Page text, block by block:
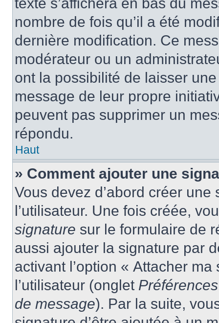
nombre de fois qu’il a été
dernière modification. Ce
modérateur ou un
ont la possibilité de laisser
message de leur propre
peuvent pas supprimer un
répondu.
Haut
» Comment ajouter une
Vous devez d’abord créer
l’utilisateur. Une fois créée,
signature sur le formulaire de
aussi ajouter la signature par
activant l’option « Attacher
l’utilisateur (onglet
de message). Par la suite,